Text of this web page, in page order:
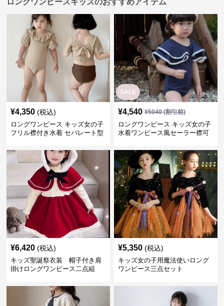
ロングワンピースキッズのおすすめアイテム
¥4,350 (税込)
ロングワンピース キッズ女の子
フリル襟付き水着 セパレート型
SALE
¥4,540 ¥5040(割引前)
ロングワンピース キッズ女の子
水着ワンピース風セーラー襟可
¥6,420 (税込)
キッズ聖誕祭衣装 帽子付き肩
掛けロングワンピース二点組
¥5,350 (税込)
キッズ女の子用魔法使いロング
ワンピース三点セット